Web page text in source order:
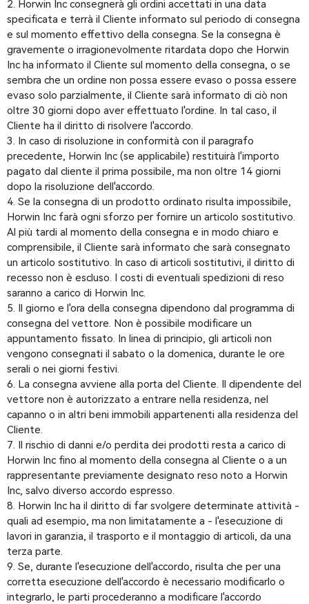
2. Horwin Inc consegnerà gli ordini accettati in una data
specificata e terrà il Cliente informato sul periodo di consegna
e sul momento effettivo della consegna. Se la consegna è
gravemente o irragionevolmente ritardata dopo che Horwin
Inc ha informato il Cliente sul momento della consegna, o se
sembra che un ordine non possa essere evaso o possa essere
evaso solo parzialmente, il Cliente sarà informato di ciò non
oltre 30 giorni dopo aver effettuato l'ordine. In tal caso, il
Cliente ha il diritto di risolvere l'accordo.
3. In caso di risoluzione in conformità con il paragrafo
precedente, Horwin Inc (se applicabile) restituirà l'importo
pagato dal cliente il prima possibile, ma non oltre 14 giorni
dopo la risoluzione dell'accordo.
4. Se la consegna di un prodotto ordinato risulta impossibile,
Horwin Inc farà ogni sforzo per fornire un articolo sostitutivo.
Al più tardi al momento della consegna e in modo chiaro e
comprensibile, il Cliente sarà informato che sarà consegnato
un articolo sostitutivo. In caso di articoli sostitutivi, il diritto di
recesso non è escluso. I costi di eventuali spedizioni di reso
saranno a carico di Horwin Inc.
5. Il giorno e l'ora della consegna dipendono dal programma di
consegna del vettore. Non è possibile modificare un
appuntamento fissato. In linea di principio, gli articoli non
vengono consegnati il sabato o la domenica, durante le ore
serali o nei giorni festivi.
6. La consegna avviene alla porta del Cliente. Il dipendente del
vettore non è autorizzato a entrare nella residenza, nel
capanno o in altri beni immobili appartenenti alla residenza del
Cliente.
7. Il rischio di danni e/o perdita dei prodotti resta a carico di
Horwin Inc fino al momento della consegna al Cliente o a un
rappresentante previamente designato reso noto a Horwin
Inc, salvo diverso accordo espresso.
8. Horwin Inc ha il diritto di far svolgere determinate attività -
quali ad esempio, ma non limitatamente a - l'esecuzione di
lavori in garanzia, il trasporto e il montaggio di articoli, da una
terza parte.
9. Se, durante l'esecuzione dell'accordo, risulta che per una
corretta esecuzione dell'accordo è necessario modificarlo o
integrarlo, le parti procederanno a modificare l'accordo